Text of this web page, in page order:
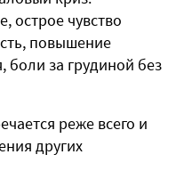
острое чувство
повышение
боли за грудиной без
реже всего и
других